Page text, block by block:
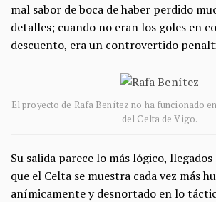
mal sabor de boca de haber perdido
detalles; cuando no eran los goles en
descuento, era un controvertido
El proyecto de Rafa Benítez no ha funcionado
del Celta de Vigo.
Su salida parece lo más lógico,
que el Celta se muestra cada vez más
anímicamente y desnortado en lo